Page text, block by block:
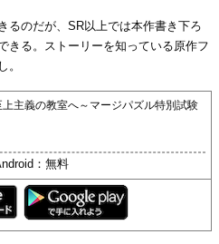
るのだが、SR以上では本作書き下ろ
きる。ストーリーを知っている原作フ
。
主義の教室へ～マージパズル特別試験
：無料